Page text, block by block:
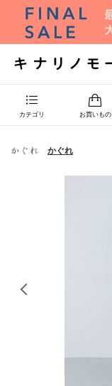
カテゴリ お買いもの
かぐれ